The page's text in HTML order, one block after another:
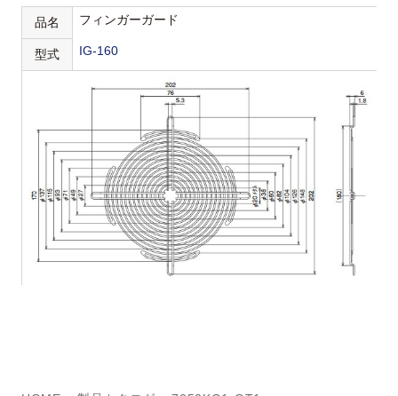
品名 フィンガーガード
型式 IG-160